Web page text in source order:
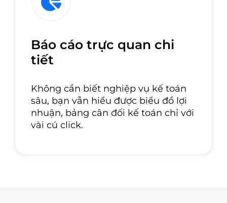
Báo cáo trực quan chi
tiết
Không cần biết nghiệp vụ kế toán
sâu, bạn vẫn hiểu được biểu đồ lợi
nhuận, bảng cân đối kế toán chỉ với
vài cú click.